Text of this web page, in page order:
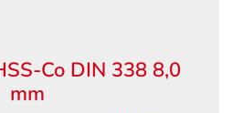
Co DIN 338 8,0
mm